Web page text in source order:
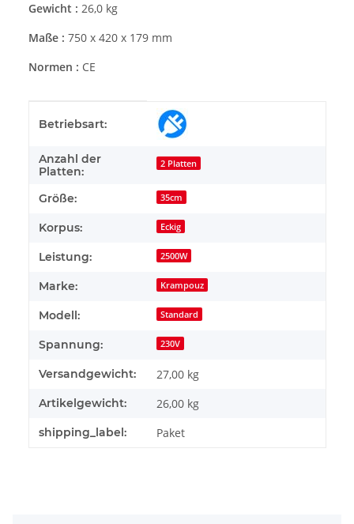
Gewicht : 26,0 kg
Maße : 750 x 420 x 179 mm
Normen : CE
Betriebsart:
Anzahl der
Platten:
2 Platten
Größe: 35cm
Korpus: Eckig
Leistung: 2500W
Marke: Krampouz
Modell: Standard
Spannung: 230V
Versandgewicht: 27,00 kg
Artikelgewicht: 26,00 kg
shipping_label: Paket